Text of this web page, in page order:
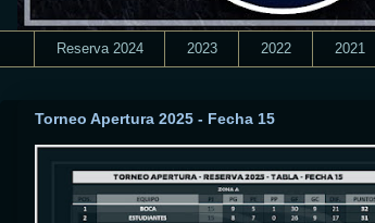
Reserva 2024 2023 2022 2021
Torneo Apertura 2025 - Fecha 15